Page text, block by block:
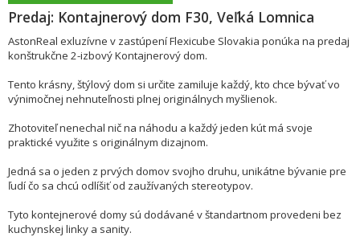
Predaj: Kontajnerový dom F30, Veľká Lomnica
AstonReal exluzívne v zastúpení Flexicube Slovakia ponúka na predaj
konštrukčne 2-izbový Kontajnerový dom.
Tento krásny, štýlový dom si určite zamiluje každý, kto chce bývať vo
výnimočnej nehnuteľnosti plnej originálnych myšlienok.
Zhotoviteľ nenechal nič na náhodu a každý jeden kút má svoje
praktické využite s originálnym dizajnom.
Jedná sa o jeden z prvých domov svojho druhu, unikátne bývanie pre
ľudí čo sa chcú odlíšiť od zaužívaných stereotypov.
Tyto kontejnerové domy sú dodávané v štandartnom provedeni bez
kuchynskej linky a sanity.